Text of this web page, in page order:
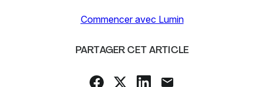
Commencer avec Lumin
PARTAGER CET ARTICLE